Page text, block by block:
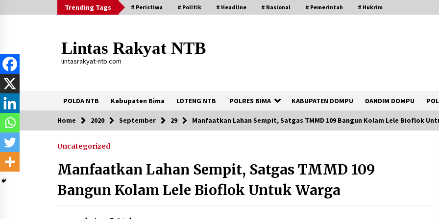
to
Trending Tags # Peristiwa # Politik # Headline # Nasional # Pemerintah # Hukrim
Lintas Rakyat NTB
lintasrakyat-ntb.com
POLDA NTB Kabupaten Bima LOTENG NTB POLRES BIMA KABUPATEN DOMPU DANDIM DOMPU
Trending Now
di Dompu, Ketegangan Memuncak di
Kampung Bebas Dari Narkoba
Ketua DPRD Dompu untuk Dirujuk ke
RSJ
2 hari ago
Home 2020 September 29 Manfaatkan Lahan Sempit, Satgas TMMD 109 Bangun Kolam Lele Bioflok
Uncategorized
Manfaatkan Lahan Sempit, Satgas TMMD 109
Bangun Kolam Lele Bioflok Untuk Warga